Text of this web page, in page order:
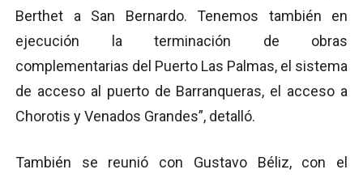
Berthet a San Bernardo. Tenemos también en
ejecución la terminación de obras
complementarias del Puerto Las Palmas, el sistema
de acceso al puerto de Barranqueras, el acceso a
Chorotis y Venados Grandes”, detalló.
También se reunió con Gustavo Béliz, con el